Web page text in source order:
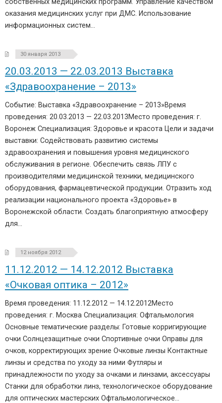
собственных медицинских программ. Управление качеством
оказания медицинских услуг при ДМС. Использование
информационных систем…
30 января 2013
20.03.2013 — 22.03.2013 Выставка
«Здравоохранение – 2013»
Событие: Выставка «Здравоохранение – 2013»Время
проведения: 20.03.2013 — 22.03.2013Место проведения: г.
Воронеж Специализация: Здоровье и красота Цели и задачи
выставки: Содействовать развитию системы
здравоохранения и повышения уровня медицинского
обслуживания в регионе. Обеспечить связь ЛПУ с
производителями медицинской техники, медицинского
оборудования, фармацевтической продукции. Отразить ход
реализации национального проекта «Здоровье» в
Воронежской области. Создать благоприятную атмосферу
для…
12 ноября 2012
11.12.2012 — 14.12.2012 Выставка
«Очковая оптика – 2012»
Время проведения: 11.12.2012 — 14.12.2012Место
проведения: г. Москва Специализация: Офтальмология
Основные тематические разделы: Готовые корригирующие
очки Солнцезащитные очки Спортивные очки Оправы для
очков, корректирующих зрение Очковые линзы Контактные
линзы и средства по уходу за ними Футляры и
принадлежности по уходу за очками и линзами, аксессуары
Станки для обработки линз, технологическое оборудование
для оптических мастерских Офтальмологическое…